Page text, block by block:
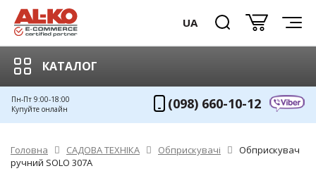
UA
КАТАЛОГ
Пн-Пт 9:00-18:00
Купуйте онлайн
(098) 660-10-12
Головна САДОВА ТЕХНІКА Обприскувачі
Обприскувач
ручний SOLO 307A